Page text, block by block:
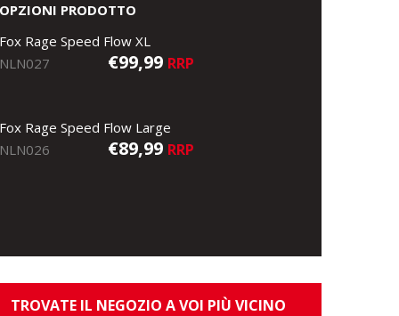
OPZIONI PRODOTTO
Fox Rage Speed Flow XL
NLN027
€99,99 RRP
Fox Rage Speed Flow Large
NLN026
€89,99 RRP
TROVATE IL NEGOZIO A VOI PIÙ VICINO